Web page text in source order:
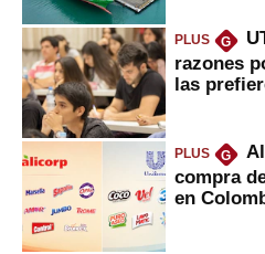
PLUS G
razones
las
PLUS G
compra
en